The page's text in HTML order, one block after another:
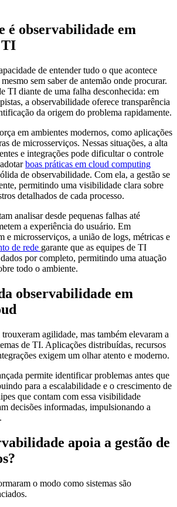
é observabilidade em
TI
de entender tudo o que acontece
sem saber de antemão onde procurar.
TI diante de uma falha desconhecida: em
a observabilidade oferece transparência
da origem do problema rapidamente.
em ambientes modernos, como aplicações
de microsserviços. Nessas situações, a alta
e integrações pode dificultar o controle
boas práticas em cloud computing
de observabilidade. Com ela, a gestão se
permitindo uma visibilidade clara sobre
detalhados de cada processo.
analisar desde pequenas falhas até
a experiência do usuário. Em
e microsserviços, a união de logs, métricas e
de rede garante que as equipes de TI
por completo, permitindo uma atuação
todo o ambiente.
observabilidade em
agilidade, mas também elevaram a
de TI. Aplicações distribuídas, recursos
exigem um olhar atento e moderno.
permite identificar problemas antes que
para a escalabilidade e o crescimento de
que contam com essa visibilidade
decisões informadas, impulsionando a
apoia a gestão de
o modo como sistemas são